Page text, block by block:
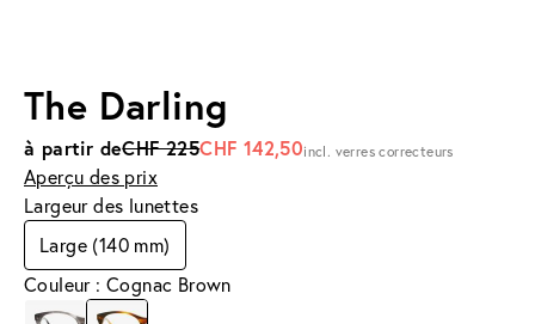
The Darling
à partir deCHF 225CHF 142,50incl. verres correcteurs
Aperçu des prix
Largeur des lunettes
Large (140 mm)
Couleur : Cognac Brown